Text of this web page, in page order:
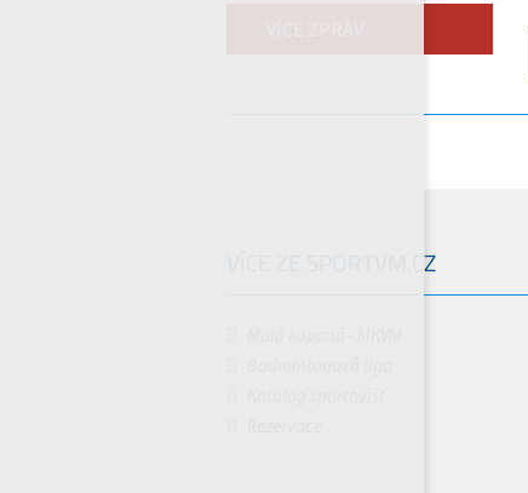
VÍCE ZE SPORTVM.CZ